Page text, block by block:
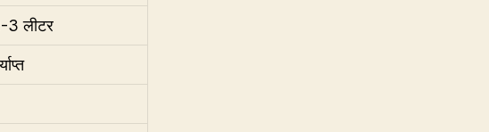
3 लीटर